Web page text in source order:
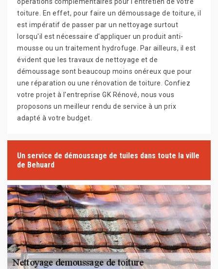
opérations complémentaires pour l'entretien de votre
toiture. En effet, pour faire un démoussage de toiture, il
est impératif de passer par un nettoyage surtout
lorsqu'il est nécessaire d'appliquer un produit anti-
mousse ou un traitement hydrofuge. Par ailleurs, il est
évident que les travaux de nettoyage et de
démoussage sont beaucoup moins onéreux que pour
une réparation ou une rénovation de toiture. Confiez
votre projet à l'entreprise GK Rénové, nous vous
proposons un meilleur rendu de service à un prix
adapté à votre budget.
Un service de démoussage de tuiles dans toute la ville
de Behuard